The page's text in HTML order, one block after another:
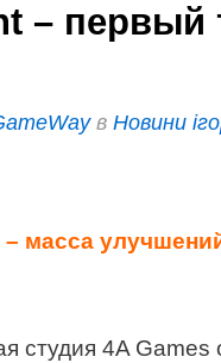
– первый
в Новини
– масса
студия 4A